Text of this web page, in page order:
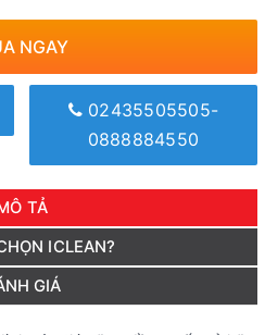
NGAY
02435505505-
0888884550
TẢ
ICLEAN?
GIÁ